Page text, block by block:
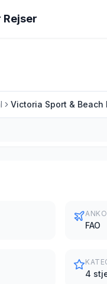
Rejser
Victoria Sport & Beach
FAO
4